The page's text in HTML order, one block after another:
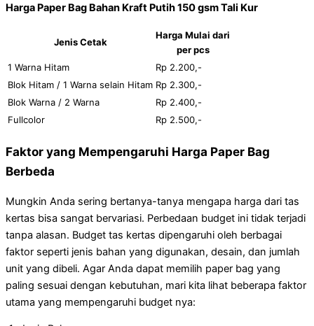
Harga Paper Bag Bahan Kraft Putih 150 gsm Tali Kur
Jenis Cetak
Harga Mulai dari
per pcs
1 Warna Hitam
Rp 2.200,-
Blok Hitam / 1 Warna selain Hitam Rp 2.300,-
Blok Warna / 2 Warna
Rp 2.400,-
Fullcolor
Rp 2.500,-
Faktor yang Mempengaruhi Harga Paper Bag
Berbeda
Mungkin Anda sering bertanya-tanya mengapa harga dari tas
kertas bisa sangat bervariasi. Perbedaan budget ini tidak terjadi
tanpa alasan. Budget tas kertas dipengaruhi oleh berbagai
faktor seperti jenis bahan yang digunakan, desain, dan jumlah
unit yang dibeli. Agar Anda dapat memilih paper bag yang
paling sesuai dengan kebutuhan, mari kita lihat beberapa faktor
utama yang mempengaruhi budget nya: